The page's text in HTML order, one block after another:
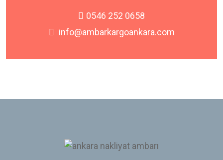
0546 252 0658
info@ambarkargoankara.com